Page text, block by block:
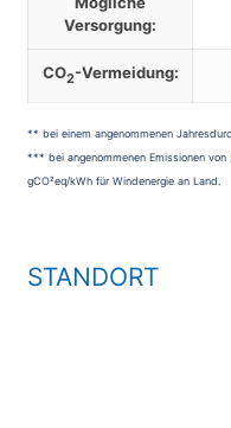
Versorgung:
CO2-Vermeidung:
** bei einem angenommenen
*** bei angenommenen Emissionen
gCO²eq/kWh für Windenergie an Land.
STANDORT